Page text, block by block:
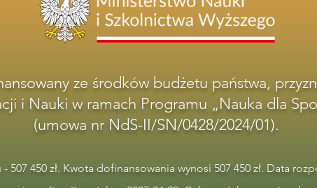
ze środków budżetu państwa,
i Nauki w ramach Programu „Nauka dla
(umowa nr NdS-II/SN/0428/2024/01).
507 450 zł. Kwota dofinansowania wynosi 507 450 zł. Data